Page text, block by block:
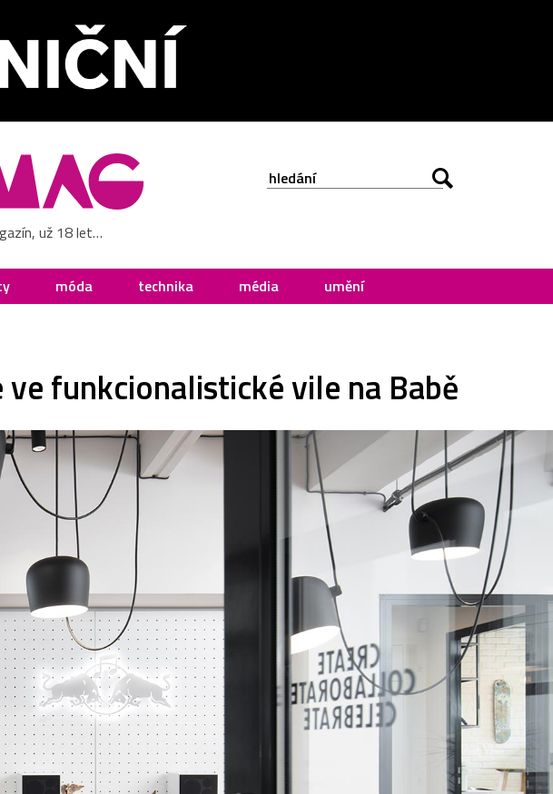
už 18 let…
móda technika média umění
funkcionalistické vile na Babě